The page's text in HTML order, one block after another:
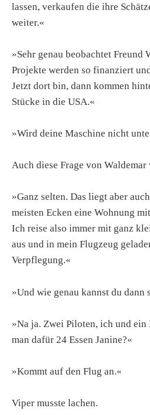
lassen, verkaufen die ihre
weiter.«
»Sehr genau beobachtet Freund
Projekte werden so finanziert
Jetzt dort bin, dann kommen
Stücke in die USA.«
»Wird deine Maschine nicht
Auch diese Frage von
»Ganz selten. Das liegt aber
meisten Ecken eine Wohnung
Ich reise also immer mit ganz
aus und in mein Flugzeug
Verpflegung.«
»Und wie genau kannst du dann
»Na ja. Zwei Piloten, ich und
man dafür 24 Essen Janine?«
»Kommt auf den Flug an.«
Viper musste lachen.